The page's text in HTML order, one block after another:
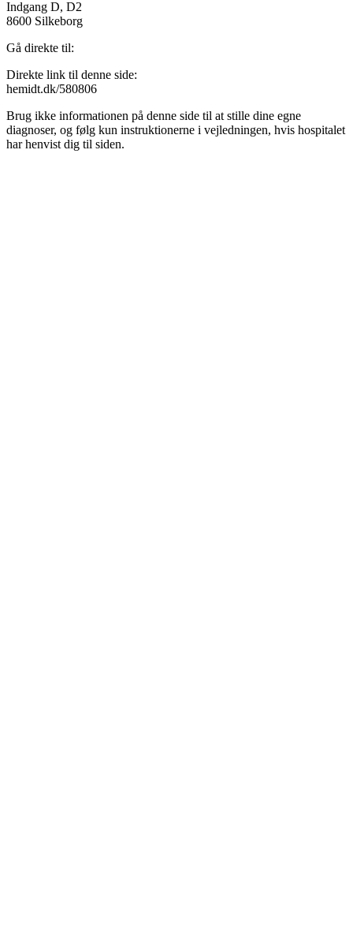
Indgang D, D2
8600 Silkeborg
Gå direkte til:
Direkte link til denne side:
hemidt.dk/580806
Brug ikke informationen på denne side til at stille dine egne
diagnoser, og følg kun instruktionerne i vejledningen, hvis hospitalet
har henvist dig til siden.